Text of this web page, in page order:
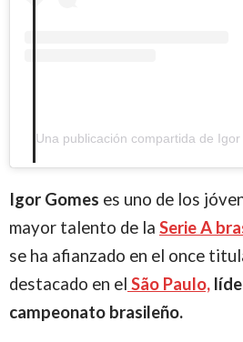
Una publicación compartida de
Igor Gomes es uno de los
mayor talento de la Serie A
se ha afianzado en el once
destacado en el São Paulo,
campeonato brasileño.